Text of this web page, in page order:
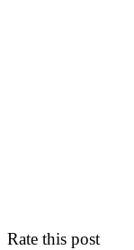
Rate this post